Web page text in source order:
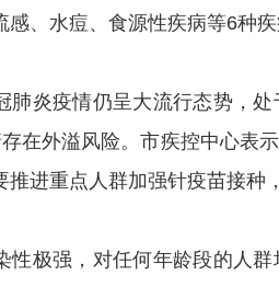
、水痘、食源性疾病等6种疾
肺炎疫情仍呈大流行态势，
在外溢风险。市疾控中心表
推进重点人群加强针疫苗接种
性极强，对任何年龄段的人